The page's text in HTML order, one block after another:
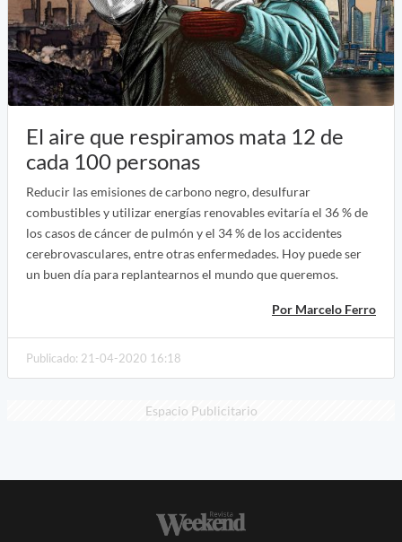
El aire que respiramos mata 12 de
cada 100 personas
Reducir las emisiones de carbono negro, desulfurar
combustibles y utilizar energías renovables evitaría el 36 % de
los casos de cáncer de pulmón y el 34 % de los accidentes
cerebrovasculares, entre otras enfermedades. Hoy puede ser
un buen día para replantearnos el mundo que queremos.
Por Marcelo Ferro
Publicado: 21-04-2020 16:18
Espacio Publicitario